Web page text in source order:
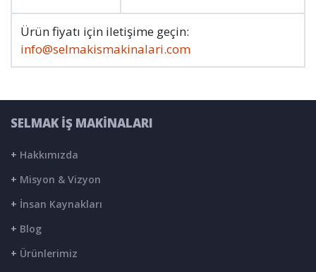
Ürün fiyatı için iletişime geçin:
info@selmakismakinalari.com
SELMAK İŞ MAKİNALARI
+ Hakkımızda
+ Misyon & Vizyon
+ İnsan Kaynakları
+ Blog
+ Ürünlerimiz